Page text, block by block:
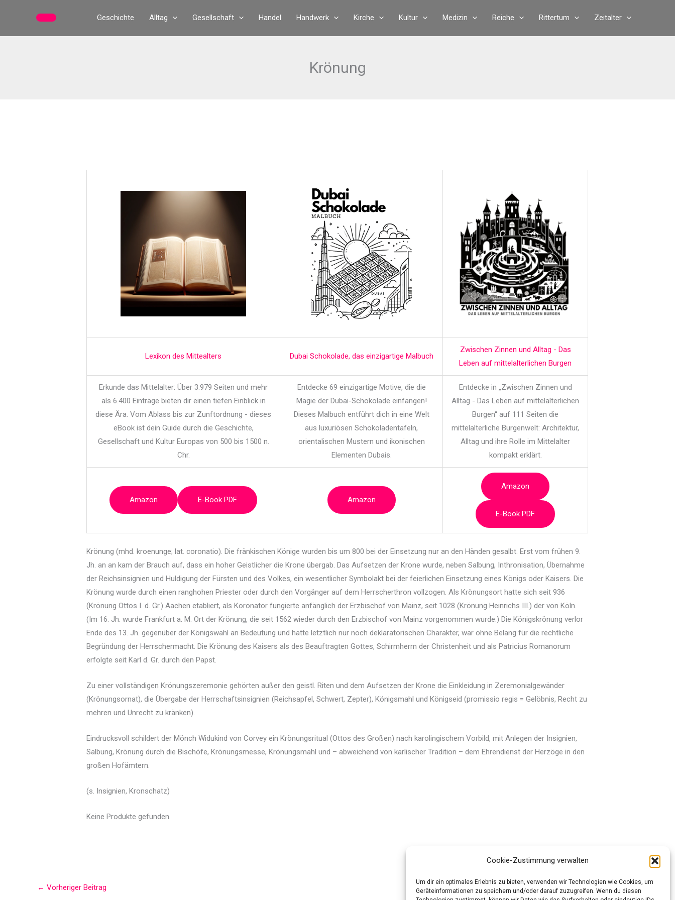
Cookie-Zustimmung verwalten
Um dir ein optimales Erlebnis zu bieten, verwenden wir Technologien wie Cookies, um
Geräteinformationen zu speichern und/oder darauf zuzugreifen. Wenn du diesen
Geschichte Alltag Gesellschaft Handel Handwerk Kirche Kultur Medizin Reiche Rittertum Zeitalter
Krönung
Lexikon des Mittealters Dubai Schokolade, das einzigartige Malbuch
Zwischen Zinnen und Alltag - Das
Leben auf mittelalterlichen Burgen
Erkunde das Mittelalter: Über 3.979 Seiten und mehr
als 6.400 Einträge bieten dir einen tiefen Einblick in
diese Ära. Vom Ablass bis zur Zunftordnung - dieses
eBook ist dein Guide durch die Geschichte,
Gesellschaft und Kultur Europas von 500 bis 1500 n.
Chr.
Entdecke 69 einzigartige Motive, die die
Magie der Dubai-Schokolade einfangen!
Dieses Malbuch entführt dich in eine Welt
aus luxuriösen Schokoladentafeln,
orientalischen Mustern und ikonischen
Elementen Dubais.
Entdecke in „Zwischen Zinnen und
Alltag - Das Leben auf mittelalterlichen
Burgen“ auf 111 Seiten die
mittelalterliche Burgenwelt: Architektur,
Alltag und ihre Rolle im Mittelalter
kompakt erklärt.
Amazon E-Book PDF Amazon
Amazon
E-Book PDF
Krönung (mhd. kroenunge; lat. coronatio). Die fränkischen Könige wurden bis um 800 bei derEinsetzung nur an den Händen gesalbt. Erst vom frühen 9.
Jh. an an kam der Brauch auf, dass ein hoher Geistlicher die Krone übergab. Das Aufsetzen der Krone wurde, neben Salbung, Inthronisation, Übernahme
der Reichsinsignien und Huldigung der Fürsten und des Volkes, ein wesentlicher Symbolakt bei der feierlichen Einsetzung eines Königs oder Kaisers. Die
Krönung wurde durch einen ranghohen Priester oder durch den Vorgänger auf dem Herrscherthron vollzogen. Als Krönungsort hatte sich seit 936
(Krönung Ottos I. d. Gr.) Aachen etabliert, als Koronator fungierte anfänglich der Erzbischof von Mainz, seit 1028 (Krönung Heinrichs III.) der von Köln.
(Im 16. Jh. wurde Frankfurt a. M. Ort der Krönung, die seit 1562 wieder durch den Erzbischof von Mainz vorgenommen wurde.) Die Königskrönung verlor
Ende des 13. Jh. gegenüber der Königswahl an Bedeutung und hatte letztlich nur noch deklaratorischen Charakter, war ohne Belang für die rechtliche
Begründung der Herrschermacht. Die Krönung des Kaisers als des Beauftragten Gottes, Schirmherrn der Christenheit und als Patricius Romanorum
erfolgte seit Karl d. Gr. durch den Papst.
Zu einer vollständigen Krönungszeremonie gehörten außer den geistl. Riten und dem Aufsetzen der Krone die Einkleidung in Zeremonialgewänder
(Krönungsornat), die Übergabe der Herrschaftsinsignien (Reichsapfel, Schwert, Zepter), Königsmahl und Königseid (promissio regis = Gelöbnis, Recht zu
mehren und Unrecht zu kränken).
Eindrucksvoll schildert der Mönch Widukind von Corvey ein Krönungsritual (Ottos des Großen) nach karolingischem Vorbild, mit Anlegen der Insignien,
Salbung, Krönung durch die Bischöfe, Krönungsmesse, Krönungsmahl und – abweichend von karlischer Tradition – dem Ehrendienst der Herzöge in den
großen Hofämtern.
(s. Insignien, Kronschatz)
Keine Produkte gefunden.
← Vorheriger Beitrag Nächster Beitrag→